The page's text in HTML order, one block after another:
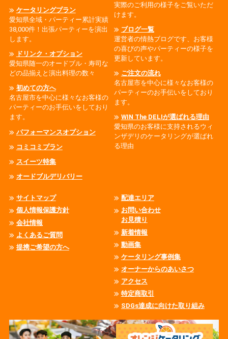
ケータリングプラン
愛知県全域・パーティー累計実績
38,000件！出張パーティーを演出
します。
ドリンク・オプション
愛知県随一のオードブル・寿司な
どの品揃えと演出料理の数々
初めての方へ
名古屋市を中心に様々なお客様の
パーティーのお手伝いをしており
ます。
パフォーマンスオプション
コミコミプラン
スイーツ特集
オードブルデリバリー
実際のご利用の様子をご覧いただ
けます。
ブログ一覧
運営者の情熱ブログです、お客様
の喜びの声やパーティーの様子を
更新しています。
ご注文の流れ
名古屋市を中心に様々なお客様の
パーティーのお手伝いをしており
ます。
WIN The DELIが選ばれる理由
愛知県のお客様に支持されるウィ
ンザデリのケータリングが選ばれ
る理由
サイトマップ
個人情報保護方針
会社情報
よくあるご質問
提携ご希望の方へ
配達エリア
お問い合わせ
お見積り
新着情報
動画集
ケータリング事例集
オーナーからのあいさつ
アクセス
特定商取引
SDGs達成に向けた取り組み